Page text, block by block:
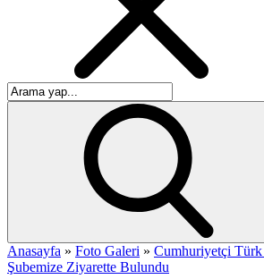
Anasayfa » Foto Galeri » Cumhuriyetçi
Şubemize Ziyarette Bulundu